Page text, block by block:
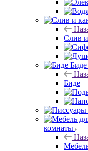
Слив
Биде
Биде
комнаты